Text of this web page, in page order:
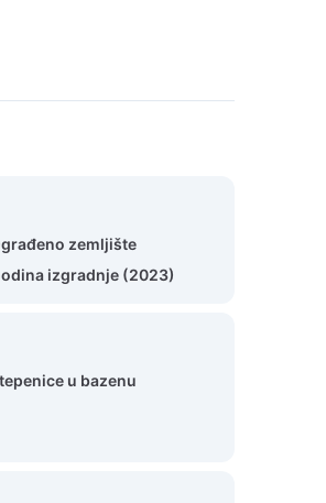
zemljište
izgradnje (2023)
u bazenu